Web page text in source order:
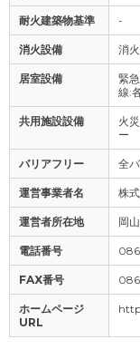
耐火建築物基準 -
消火設備 消
居室設備
緊
線:
共用施設設備
火
ー
バリアフリー 全
運営事業者名 株
運営者所在地 岡
電話番号
FAX番号
ホームページ
URL